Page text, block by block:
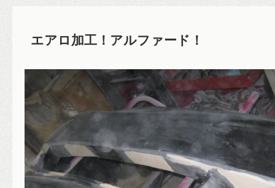
エアロ加工！アルファード！